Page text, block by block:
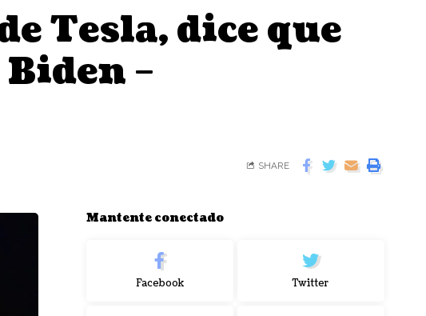
Tesla, dice que
–
SHARE
Mantente conectado
Facebook Twitter